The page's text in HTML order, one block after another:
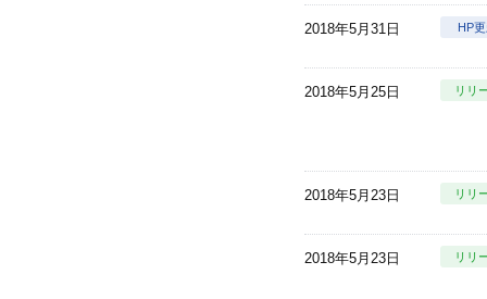
2018年5月31日 HP
2018年5月25日 リリ
2018年5月23日 リリ
2018年5月23日 リリ